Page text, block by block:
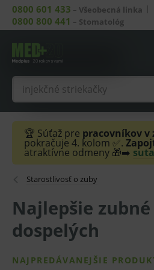
0800 601 433 – Všeobecná linka
0800 800 441 – Stomatológ
🏆 Súťaž pre pracovníkov
pokračuje 4. kolom ✅.
atraktívne odmeny 🎁➡️
Starostlivosť o zuby
Najlepšie
dospelých